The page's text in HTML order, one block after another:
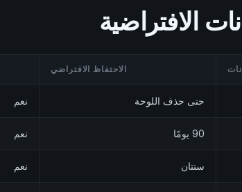
الافتراضية
الاحتفاظ الافتراضي
حتى حذف اللوحة نعم
90 يومًا نعم
سنتان نعم